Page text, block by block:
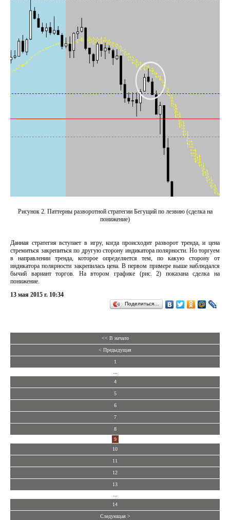
Рисунок 2. Паттерны разворотной стратегии Бегущий по лезвию (сделка на
понижение)
Данная стратегия вступает в игру, когда происходит разворот тренда, и цена
стремиться закрепиться по другую сторону индикатора полярности. Но торгуем
в направлении тренда, которое определяется тем, по какую сторону от
индикатора полярности закрепилась цена. В первом примере выше наблюдался
бычий вариант торгов. На втором графике (рис. 2) показана сделка на
понижение.
13 мая 2015 г. 10:34
Поделиться…
<< В начало
< Предыдущая
1
4
5
6
7
8
9
10
11
12
13
14
Следующая >